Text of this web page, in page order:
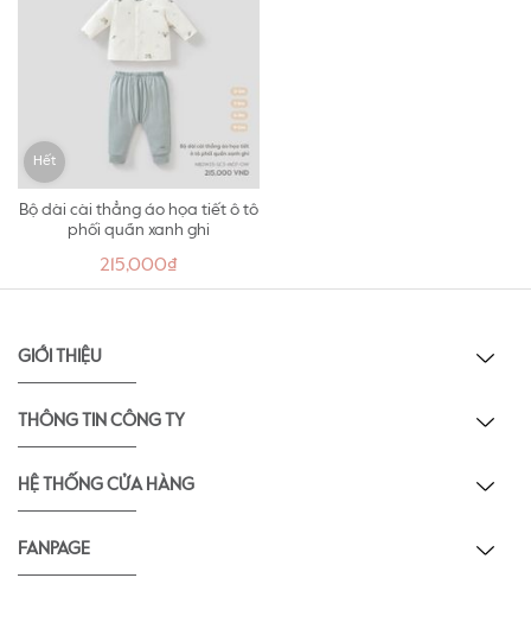
Hết
Bộ dài cài thẳng áo họa tiết ô tô
phối quần xanh ghi
215,000₫
GIỚI THIỆU
THÔNG TIN CÔNG TY
HỆ THỐNG CỬA HÀNG
FANPAGE